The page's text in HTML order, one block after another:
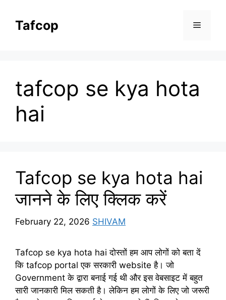
contentTafcop Menu
tafcop se kya hota
hai
Tafcop se kya hota hai
जानने के लिए क्लिक करें
February 22, 2026 SHIVAM
Tafcop se kya hota hai दोस्तों हम आप लोगों को बता दें
कि tafcop portal एक सरकारी website है। जो
Government के द्वारा बनाई गई थी और इस वेबसाइट में बहुत
सारी जानकारी मिल सकती है। लेकिन हम लोगों के लिए जो जरूरी